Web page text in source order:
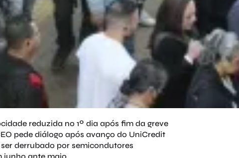
reduzida no 1º dia após fim da greve
pede diálogo após avanço do UniCredit
derrubado por semicondutores